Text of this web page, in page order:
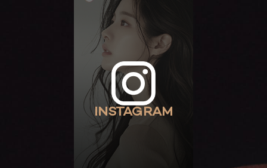
INSTAGRAM